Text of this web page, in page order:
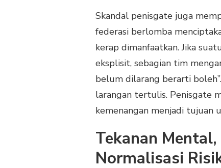
Skandal penisgate juga
federasi berlomba
kerap dimanfaatkan. Jika
eksplisit, sebagian tim
belum dilarang berarti
larangan tertulis. Penisgate
kemenangan menjadi tujuan
Tekanan
Normalisasi